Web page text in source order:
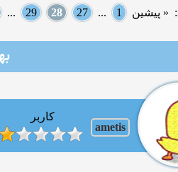
: « پیشین 1
...
27
28
29
...
ametis
کاربر